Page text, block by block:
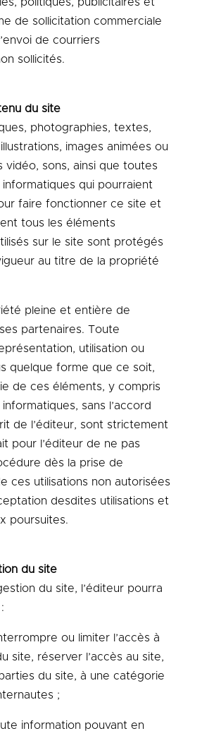
de sollicitation commerciale
de courriers
sollicités.
du site
photographies, textes,
images animées ou
vidéo, sons, ainsi que toutes
informatiques qui pourraient
faire fonctionner ce site et
tous les éléments
sur le site sont protégés
au titre de la propriété
pleine et entière de
partenaires. Toute
utilisation ou
quelque forme que ce soit,
de ces éléments, y compris
sans l’accord
de l’éditeur, sont strictement
pour l’éditeur de ne pas
dès la prise de
ces utilisations non autorisées
desdites utilisations et
poursuites.
du site
du site, l’éditeur pourra
ou limiter l’accès à
site, réserver l’accès au site,
du site, à une catégorie
;
information pouvant en